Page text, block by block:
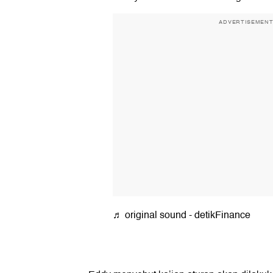
ADVERTISEMENT
♬ original sound - detikFinance